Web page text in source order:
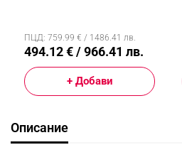
Покритие На
Топлообменника, Черен
ПЦД: 759.99 € / 1486.41 лв.
494.12 € / 966.41 лв.
+ Добави
Описание